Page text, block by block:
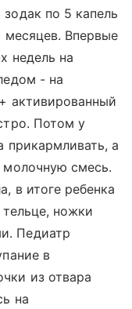
по 5 капель
месяцев. Впервые
недель на
- на
активированный
Потом у
прикармливать, а
молочную смесь.
в итоге ребенка
ножки
Педиатр
в
из отвара
на